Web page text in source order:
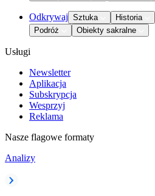
Odkrywaj Sztuka Historia
Podróż
Obiekty sakralne
Usługi
Newsletter
Aplikacja
Subskrypcja
Wesprzyj
Reklama
Nasze flagowe formaty
Analizy